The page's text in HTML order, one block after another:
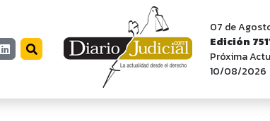
07 de
Edición
Próxima
10/08/2026